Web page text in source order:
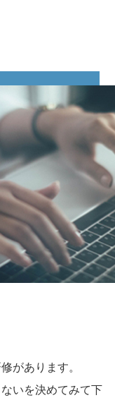
があります。
いを決めてみて下